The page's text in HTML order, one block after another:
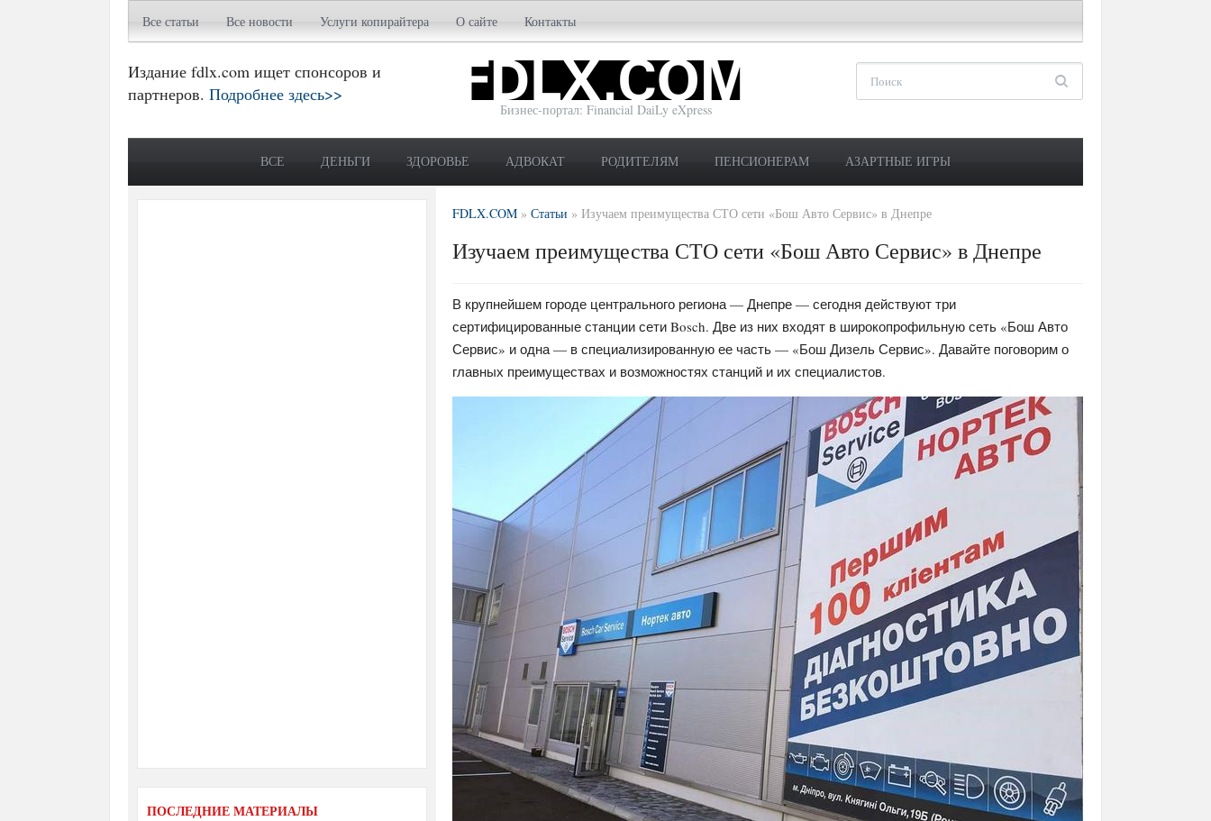
Все статьи Все новости Услуги копирайтера О сайте Контакты
Издание fdlx.com ищет спонсоров и
партнеров. Подробнее здесь>>
Бизнес-портал: Financial DaiLy eXpress
ВСЕ ДЕНЬГИ ЗДОРОВЬЕ АДВОКАТ РОДИТЕЛЯМ ПЕНСИОНЕРАМ АЗАРТНЫЕ ИГРЫ
FDLX.COM » Статьи » Изучаем преимущества СТО сети «Бош Авто Сервис» в Днепре
Изучаем преимущества СТО сети «Бош Авто Сервис» в Днепре
В крупнейшем городе центрального региона — Днепре — сегодня действуют три
сертифицированные станции сети Bosch. Две из них входят в широкопрофильную сеть «Бош Авто
Сервис» и одна — в специализированную ее часть — «Бош Дизель Сервис». Давайте поговорим о
главных преимуществах и возможностях станций и их специалистов.
ПОСЛЕДНИЕ МАТЕРИАЛЫ